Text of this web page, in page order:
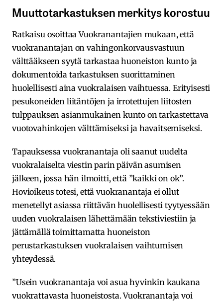
Muuttotarkastuksen merkitys korostuu
Ratkaisu osoittaa Vuokranantajien mukaan, että
vuokranantajan on vahingonkorvausvastuun
välttääkseen syytä tarkastaa huoneiston kunto ja
dokumentoida tarkastuksen suorittaminen
huolellisesti aina vuokralaisen vaihtuessa. Erityisesti
pesukoneiden liitäntöjen ja irrotettujen liitosten
tulppauksen asianmukainen kunto on tarkastettava
vuotovahinkojen välttämiseksi ja havaitsemiseksi.
Tapauksessa vuokranantaja oli saanut uudelta
vuokralaiselta viestin parin päivän asumisen
jälkeen, jossa hän ilmoitti, että ”kaikki on ok”.
Hovioikeus totesi, että vuokranantaja ei ollut
menetellyt asiassa riittävän huolellisesti tyytyessään
uuden vuokralaisen lähettämään tekstiviestiin ja
jättämällä toimittamatta huoneiston
perustarkastuksen vuokralaisen vaihtumisen
yhteydessä.
”Usein vuokranantaja voi asua hyvinkin kaukana
vuokrattavasta huoneistosta. Vuokranantaja voi